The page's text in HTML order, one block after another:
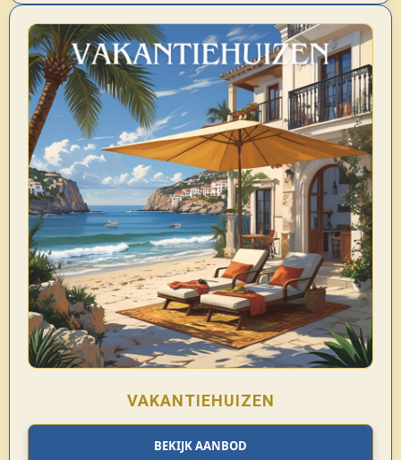
VAKANTIEHUIZEN
BEKIJK AANBOD